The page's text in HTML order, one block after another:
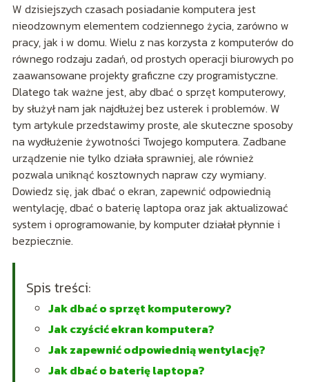
W dzisiejszych czasach posiadanie komputera jest
nieodzownym elementem codziennego życia, zarówno w
pracy, jak i w domu. Wielu z nas korzysta z komputerów do
równego rodzaju zadań, od prostych operacji biurowych po
zaawansowane projekty graficzne czy programistyczne.
Dlatego tak ważne jest, aby dbać o sprzęt komputerowy,
by służył nam jak najdłużej bez usterek i problemów. W
tym artykule przedstawimy proste, ale skuteczne sposoby
na wydłużenie żywotności Twojego komputera. Zadbane
urządzenie nie tylko działa sprawniej, ale również
pozwala uniknąć kosztownych napraw czy wymiany.
Dowiedz się, jak dbać o ekran, zapewnić odpowiednią
wentylację, dbać o baterię laptopa oraz jak aktualizować
system i oprogramowanie, by komputer działał płynnie i
bezpiecznie.
Spis treści:
Jak dbać o sprzęt komputerowy?
Jak czyścić ekran komputera?
Jak zapewnić odpowiednią wentylację?
Jak dbać o baterię laptopa?